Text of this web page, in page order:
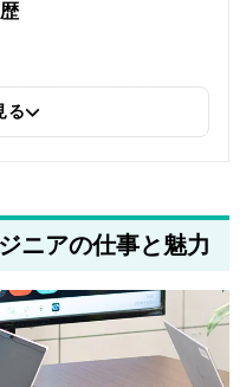
る
ニアの仕事と魅力